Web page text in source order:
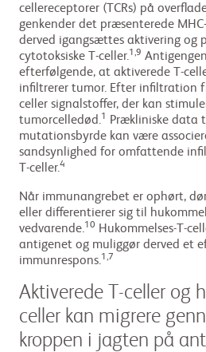
cellereceptorer (TCRs) på
genkender det præsenterede
derved igangsættes aktivering og
cytotoksiske T-celler.1,9
efterfølgende, at aktiverede T-
infiltrerer tumor. Efter infiltration
celler signalstoffer, der kan
tumorcelledød.1
Prækliniske data
mutationsbyrde kan være
sandsynlighed for omfattende
T-celler.4
Når immunangrebet er ophørt,
eller differentierer sig til
vedvarende.10 Hukommelses-T-
antigenet og muliggør derved et
immunrespons.1,7
Aktiverede T-celler og
celler kan migrere
kroppen i jagten på